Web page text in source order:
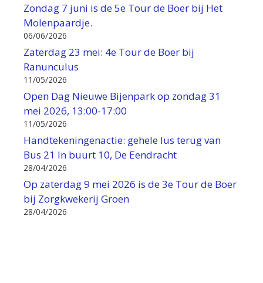
Zondag 7 juni is de 5e Tour de Boer bij Het
Molenpaardje.
06/06/2026
Zaterdag 23 mei: 4e Tour de Boer bij
Ranunculus
11/05/2026
Open Dag Nieuwe Bijenpark op zondag 31
mei 2026, 13:00-17:00
11/05/2026
Handtekeningenactie: gehele lus terug van
Bus 21 In buurt 10, De Eendracht
28/04/2026
Op zaterdag 9 mei 2026 is de 3e Tour de Boer
bij Zorgkwekerij Groen
28/04/2026